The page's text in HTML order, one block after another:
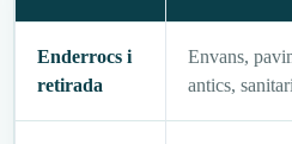
Enderrocs i
retirada
Envans,
antics,